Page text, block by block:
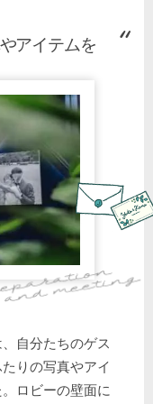
アイテムを
自分たちのゲス
りの写真やアイ
ロビーの壁面に